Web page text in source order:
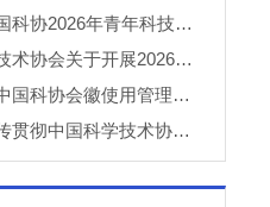
关于开展中国科协2026年青年科技人才培育工程工程师专项计划推荐工作的通知
重庆市科学技术协会关于开展2026年科技小院申报推荐工作的通知
关于转发《中国科协会徽使用管理规定》的通知
关于学习宣传贯彻中国科学技术协会第十一次全国代表大会精神的通知